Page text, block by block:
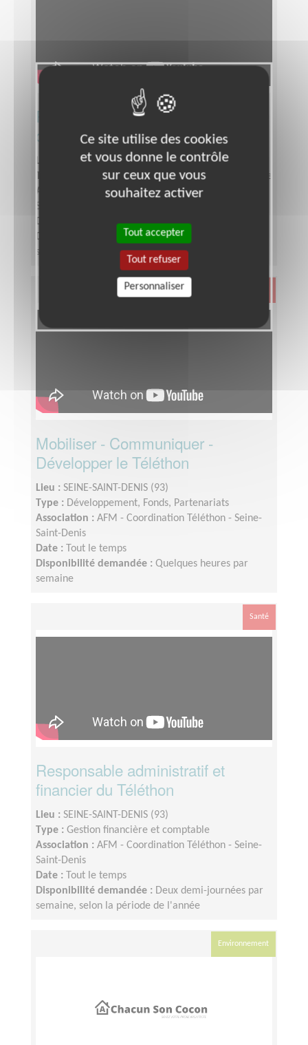
Responsable départemental
d’équipe bénévole Téléthon
Lieu :
SEINE-SAINT-DENIS (93)
Responsable associatif, Coordinateur d'équipe
Association :
AFM - Coordination Téléthon - Seine-
Saint-Denis
Date :
Tout le temps
Disponibilité demandée :Entre 6 à 12 heures par
semaine, selon période de l'année
Mobiliser - Communiquer -
Développer le Téléthon
Lieu : SEINE-SAINT-DENIS (93)
Type : Développement, Fonds, Partenariats
Association : AFM - Coordination Téléthon - Seine-
Saint-Denis
Date :
Tout le temps
Disponibilité demandée : Quelques heures par
semaine
Santé
Responsable administratif et
financier du Téléthon
Lieu : SEINE-SAINT-DENIS (93)
Type : Gestion financière et comptable
Association : AFM - Coordination Téléthon - Seine-
Saint-Denis
Date :
Tout le temps
Disponibilité demandée : Deux demi-journées par
semaine, selon la période de l'année
Environnement
Ce site utilise des cookies
et vous donne le contrôle
sur ceux que vous
souhaitez activer
Tout accepter
Tout refuser
Personnaliser